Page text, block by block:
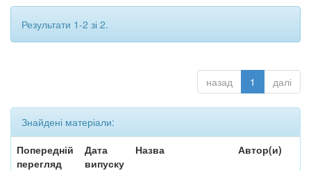
Результати 1-2 зі 2.
назад 1 далі
Знайдені матеріали:
Попередній
перегляд
Дата
випуску
Назва Автор(и)